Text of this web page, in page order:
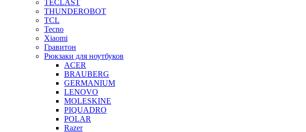
TECLAST
THUNDEROBOT
TCL
Tecno
Xiaomi
Гравитон
Рюкзаки для ноутбуков
ACER
BRAUBERG
GERMANIUM
LENOVO
MOLESKINE
PIQUADRO
POLAR
Razer